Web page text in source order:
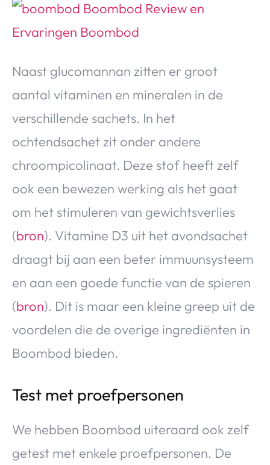
Naast glucomannan zitten er groot
aantal vitaminen en mineralen in de
verschillende sachets. In het
ochtendsachet zit onder andere
chroompicolinaat. Deze stof heeft zelf
ook een bewezen werking als het gaat
om het stimuleren van gewichtsverlies
(bron). Vitamine D3 uit het avondsachet
draagt bij aan een beter immuunsysteem
en aan een goede functie van de spieren
(bron). Dit is maar een kleine greep uit de
voordelen die de overige ingrediënten in
Boombod bieden.
Test met proefpersonen
We hebben Boombod uiteraard ook zelf
getest met enkele proefpersonen. De